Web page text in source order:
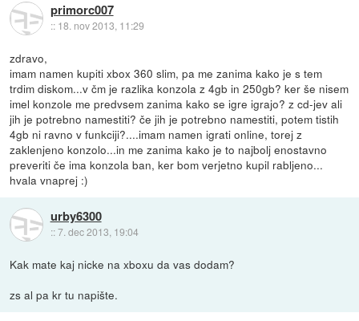
primorc007
:: 18. nov 2013, 11:29
zdravo,
imam namen kupiti xbox 360 slim, pa me zanima kako je s tem
trdim diskom...v čm je razlika konzola z 4gb in 250gb? ker še nisem
imel konzole me predvsem zanima kako se igre igrajo? z cd-jev ali
jih je potrebno namestiti? če jih je potrebno namestiti, potem tistih
4gb ni ravno v funkciji?....imam namen igrati online, torej z
zaklenjeno konzolo...in me zanima kako je to najbolj enostavno
preveriti če ima konzola ban, ker bom verjetno kupil rabljeno...
hvala vnaprej :)
urby6300
::7. dec 2013, 19:04
Kak mate kaj nicke na xboxu da vas dodam?
zs al pa kr tu napište.